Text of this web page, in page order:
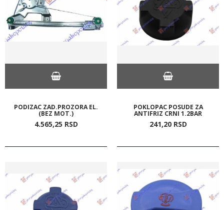
PODIZAC ZAD.PROZORA EL.
(BEZ MOT.)
4.565,25 RSD
POKLOPAC POSUDE ZA
ANTIFRIZ CRNI 1.2BAR
241,20 RSD